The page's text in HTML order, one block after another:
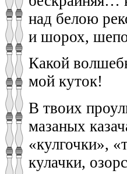
над белою
и шорох,
Какой
мой куток!
В твоих
мазаных
«кулгочки»,
кулачки,